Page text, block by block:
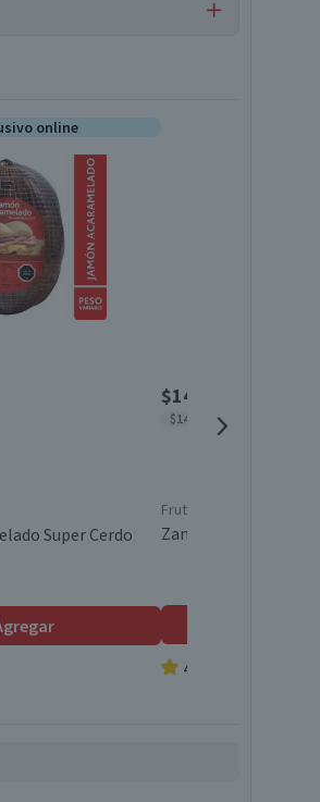
online
Super Cerdo
$1450
$1450 x kg
Frutas y Verduras Propias
Zanahoria Bolsa 1 kg
4.9